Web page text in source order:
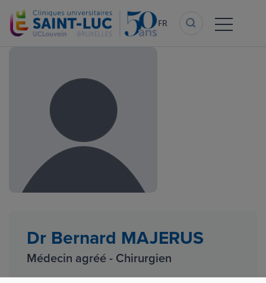
au
contenu
FR
Dr Bernard MAJERUS
Médecin agréé - Chirurgien